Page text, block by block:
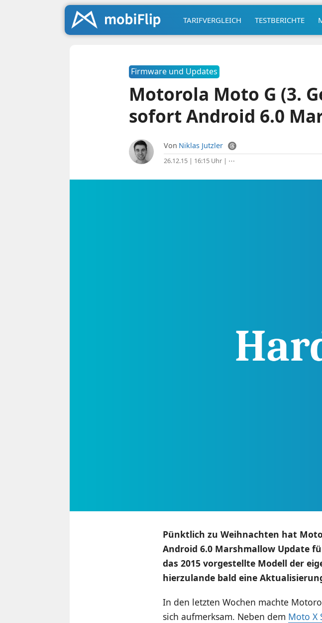
TARIFVERGLEICH TESTBERICHTE
Firmware und Updates
Motorola Moto G (3.
sofort Android 6.0
Von Niklas Jutzler
26.12.15 | 16:15 Uhr| ⋯
Pünktlich zu Weihnachten hat
Android 6.0 Marshmallow Update
das 2015 vorgestellte Modell der
hierzulande bald eine
In den letzten Wochen machte
sich aufmerksam. Neben dem Moto X